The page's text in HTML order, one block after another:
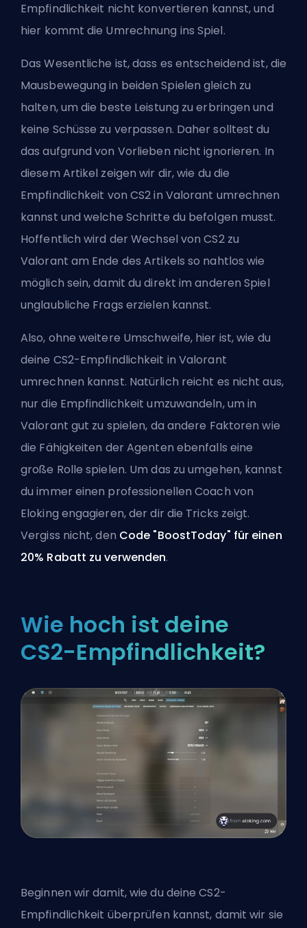
Empfindlichkeit nicht konvertieren kannst, und
hier kommt die Umrechnung ins Spiel.
Das Wesentliche ist, dass es entscheidend ist, die
Mausbewegung in beiden Spielen gleich zu
halten, um die beste Leistung zu erbringen und
keine Schüsse zu verpassen. Daher solltest du
das aufgrund von Vorlieben nicht ignorieren. In
diesem Artikel zeigen wir dir, wie du die
Empfindlichkeit von CS2 in Valorant umrechnen
kannst und welche Schritte du befolgen musst.
Hoffentlich wird der Wechsel von CS2 zu
Valorant am Ende des Artikels so nahtlos wie
möglich sein, damit du direkt im anderen Spiel
unglaubliche Frags erzielen kannst.
Also, ohne weitere Umschweife, hier ist, wie du
deine CS2-Empfindlichkeit in Valorant
umrechnen kannst. Natürlich reicht es nicht aus,
nur die Empfindlichkeit umzuwandeln, um in
Valorant gut zu spielen, da andere Faktoren wie
die Fähigkeiten der Agenten ebenfalls eine
große Rolle spielen. Um das zu umgehen, kannst
du immer einen professionellen Coach von
Eloking engagieren, der dir die Tricks zeigt.
Vergiss nicht, den Code "BoostToday" für einen
20% Rabatt zu verwenden.
Wie hoch ist deine
CS2-Empfindlichkeit?
Beginnen wir damit, wie du deine CS2-
Empfindlichkeit überprüfen kannst, damit wir sie